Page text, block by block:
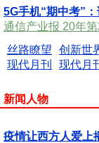
5G手机“期中考”
通信产业报 20年第
丝路瞭望
创新世
现代月刊
现代月
新闻人物
疫情让西方人爱上